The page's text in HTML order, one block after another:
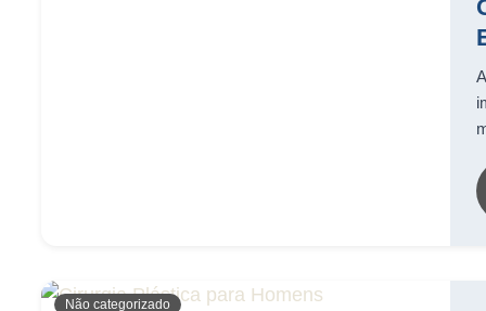
Não categorizado